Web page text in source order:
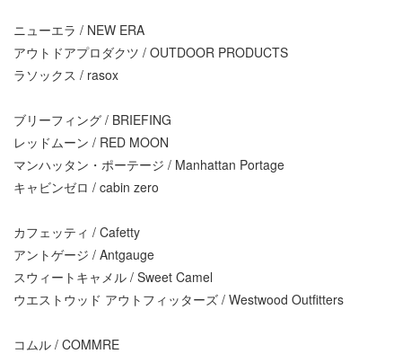
ニューエラ / NEW ERA
アウトドアプロダクツ / OUTDOOR PRODUCTS
ラソックス / rasox
ブリーフィング / BRIEFING
レッドムーン / RED MOON
マンハッタン・ポーテージ / Manhattan Portage
キャビンゼロ / cabin zero
カフェッティ / Cafetty
アントゲージ / Antgauge
スウィートキャメル / Sweet Camel
ウエストウッド アウトフィッターズ / Westwood Outfitters
コムル / COMMRE